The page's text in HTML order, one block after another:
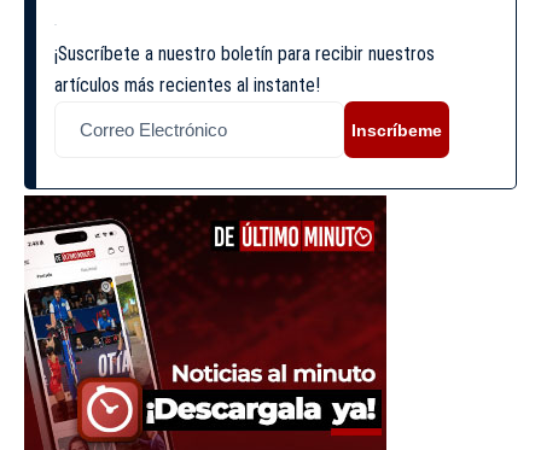
¡Suscríbete a nuestro boletín para recibir nuestros
artículos más recientes al instante!
Inscríbeme